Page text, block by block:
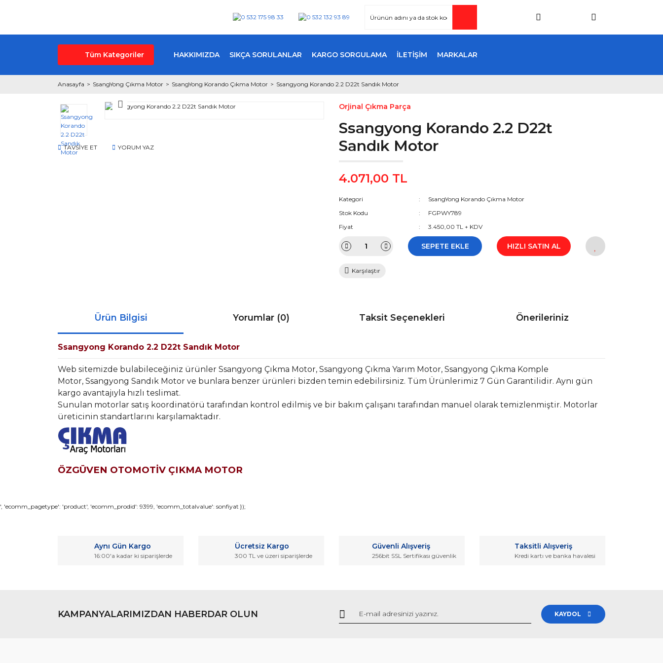
Tüm Kategoriler HAKKIMIZDA SIKÇA SORULANLAR KARGO SORGULAMA İLETİŞİM MARKALAR
Anasayfa SsangYong Çıkma Motor SsangYong Korando Çıkma Motor Ssangyong Korando 2.2 D22t Sandık Motor
TAVSİYE ET YORUM YAZ
Orjinal Çıkma Parça
Ssangyong Korando 2.2 D22t
Sandık Motor
4.071,00 TL
Kategori
SsangYong Korando Çıkma Motor
Stok Kodu
FGPWY789
Fiyat
3.450,00 TL + KDV
SEPETE EKLE HIZLI SATIN AL
Karşılaştır
Ürün Bilgisi Yorumlar (0) Taksit Seçenekleri Önerileriniz
Ssangyong Korando 2.2 D22t Sandık Motor
Web sitemizde bulabileceğiniz ürünler Ssangyong Çıkma Motor, Ssangyong Çıkma Yarım Motor, Ssangyong Çıkma Komple
Motor, Ssangyong Sandık Motor ve bunlara benzer ürünleri bizden temin edebilirsiniz. Tüm Ürünlerimiz 7 Gün Garantilidir. Aynı gün
kargo avantajıyla hızlı teslimat.
Sunulan motorlar satış koordinatörü tarafından kontrol edilmiş ve bir bakım çalışanı tarafından manuel olarak temizlenmiştir. Motorlar
üreticinin standartlarını karşılamaktadır.
ÖZGÜVEN OTOMOTİV ÇIKMA MOTOR
Bu ürünün fiyat bilgisi, resim, ürün açıklamalarında ve diğer konularda yetersiz gördüğünüz noktaları öneri formunu kullanarak tarafımıza iletebilirsiniz.
Ürün açıklamasında eksik bilgiler bulunuyor.
', 'ecomm_pagetype': 'product', 'ecomm_prodid': 9399, 'ecomm_totalvalue': sonfiyat });
Aynı Gün Kargo
16:00'a kadar ki siparişlerde
Ücretsiz Kargo
300 TL ve üzeri siparişlerde
Güvenli Alışveriş
256bit SSL Sertifikası güvenlik
Taksitli Alışveriş
Kredi kartı ve banka havalesi
KAMPANYALARIMIZDAN HABERDAR OLUN KAYDOL